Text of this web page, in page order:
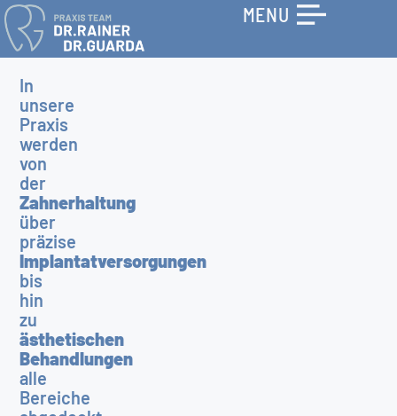
MENU
In
unsere
Praxis
werden
von
der
Zahnerhaltung
über
präzise
Implantatversorgungen
bis
hin
zu
ästhetischen
Behandlungen
alle
Bereiche